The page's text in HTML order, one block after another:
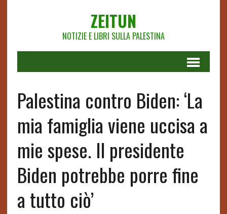
ZEITUN
NOTIZIE E LIBRI SULLA PALESTINA
Palestina contro Biden: ‘La
mia famiglia viene uccisa a
mie spese. Il presidente
Biden potrebbe porre fine
a tutto ciò’